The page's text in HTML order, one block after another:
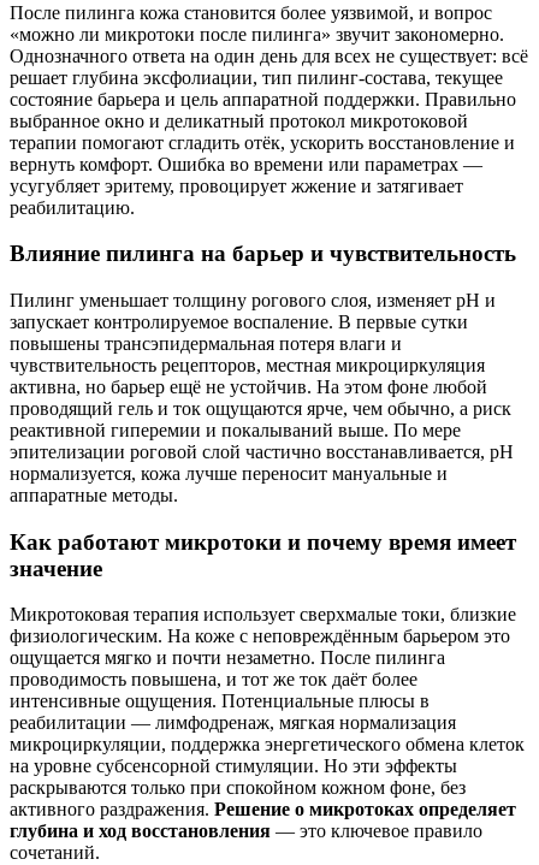
После пилинга кожа становится более уязвимой, и вопрос
«можно ли микротоки после пилинга» звучит закономерно.
Однозначного ответа на один день для всех не существует: всё
решает глубина эксфолиации, тип пилинг‑состава, текущее
состояние барьера и цель аппаратной поддержки. Правильно
выбранное окно и деликатный протокол микротоковой
терапии помогают сгладить отёк, ускорить восстановление и
вернуть комфорт. Ошибка во времени или параметрах —
усугубляет эритему, провоцирует жжение и затягивает
реабилитацию.
Влияние пилинга на барьер и чувствительность
Пилинг уменьшает толщину рогового слоя, изменяет pH и
запускает контролируемое воспаление. В первые сутки
повышены трансэпидермальная потеря влаги и
чувствительность рецепторов, местная микроциркуляция
активна, но барьер ещё не устойчив. На этом фоне любой
проводящий гель и ток ощущаются ярче, чем обычно, а риск
реактивной гиперемии и покалываний выше. По мере
эпителизации роговой слой частично восстанавливается, pH
нормализуется, кожа лучше переносит мануальные и
аппаратные методы.
Как работают микротоки и почему время имеет
значение
Микротоковая терапия использует сверхмалые токи, близкие
физиологическим. На коже с неповреждённым барьером это
ощущается мягко и почти незаметно. После пилинга
проводимость повышена, и тот же ток даёт более
интенсивные ощущения. Потенциальные плюсы в
реабилитации — лимфодренаж, мягкая нормализация
микроциркуляции, поддержка энергетического обмена клеток
на уровне субсенсорной стимуляции. Но эти эффекты
раскрываются только при спокойном кожном фоне, без
активного раздражения. Решение о микротоках определяет
глубина и ход восстановления — это ключевое правило
сочетаний.